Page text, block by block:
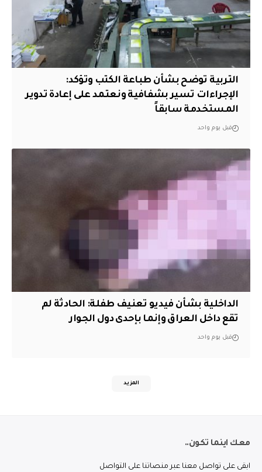
التربية توضح بشأن طباعة الكتب وتؤكد:
الإجراءات تسير بشفافية ونعتمد على إعادة تدوير
المستخدمة سابقاً
قبل يوم واحد
الداخلية بشأن فيديو تعنيف طفلة: الحادثة لم
تقع داخل العراق وإنما بإحدى دول الجوار
قبل يوم واحد
المزيد
معك اينما تكون..
ابقى على تواصل معنا عبر منصاتنا على التواصل